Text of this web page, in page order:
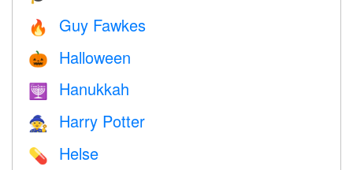
🔥 Guy Fawkes
🎃 Halloween
🕎 Hanukkah
🧙 Harry Potter
💊 Helse